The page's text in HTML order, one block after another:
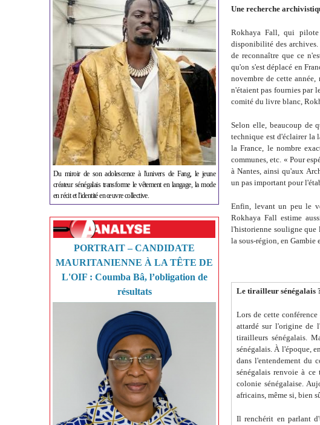
Du miroir de son adolescence à l'univers de Fang, le jeune
créateur sénégalais transforme le vêtement en langage, la mode
en récit et l'identité en œuvre collective.
PORTRAIT – CANDIDATE
MAURITANIENNE À LA TÊTE DE
L'OIF : Coumba Bâ, l’obligation de
résultats
Une recherche
Rokhaya Fall, qui
disponibilité des
de reconnaître que ce
qu'on s'est déplacé en
novembre de cette
n'étaient pas fournies par
comité du livre blanc,
Selon elle, beaucoup de
technique est d'éclairer la
la France, le nombre
communes, etc. « Pour
à Nantes, ainsi qu'aux
un pas important pour
Enfin, levant un peu le
Rokhaya Fall estime
l'historienne souligne que
la sous-région, en
Le tirailleur sénégalais
Lors de cette
attardé sur l'origine de
tirailleurs sénégalais.
sénégalais. À l'époque,
dans l'entendement du
sénégalais renvoie à
colonie sénégalaise.
africains, même si, bien
Il renchérit en parlant